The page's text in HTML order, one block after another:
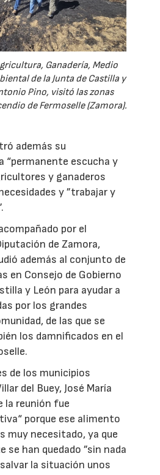
Ganadería, Medio
de la Junta de Castilla y
Pino, visitó las zonas
de Fermoselle (Zamora).
además su
“permanente escucha y
y ganaderos
y ”trabajar y
por el
de Zamora,
además al conjunto de
en Consejo de Gobierno
y León para ayudar a
por los grandes
de las que se
los damnificados en el
de los municipios
del Buey, José María
la reunión fue
porque ese alimento
muy necesitado, ya que
se han quedado ”sin nada
la situación unos